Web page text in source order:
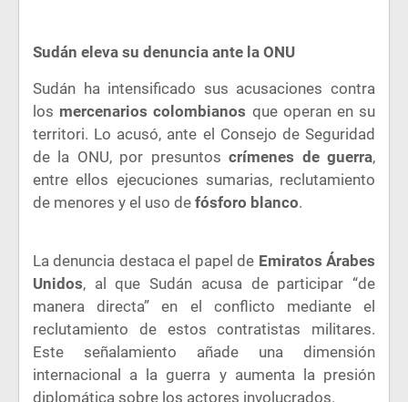
Sudán eleva su denuncia ante la ONU
Sudán ha intensificado sus acusaciones contra
los mercenarios colombianos que operan en su
territori. Lo acusó, ante el Consejo de Seguridad
de la ONU, por presuntoscrímenes de guerra,
entre ellos ejecuciones sumarias, reclutamiento
de menores y el uso de fósforo blanco.
La denuncia destaca el papel de Emiratos Árabes
Unidos, al que Sudán acusa de participar “de
manera directa” en el conflicto mediante el
reclutamiento de estos contratistas militares.
Este señalamiento añade una dimensión
internacional a la guerra y aumenta la presión
diplomática sobre los actores involucrados.